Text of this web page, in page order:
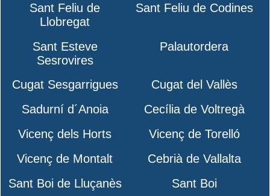
Sant Feliu de
Llobregat
Sant Feliu de Codines
Sant Esteve
Sesrovires
Palautordera
Cugat Sesgarrigues
Cugat del Vallès
Sadurní d´Anoia
Cecília de Voltregà
Vicenç dels Horts
Vicenç de Torelló
Vicenç de Montalt
Cebrià de Vallalta
Sant Boi de Lluçanès
Sant Boi